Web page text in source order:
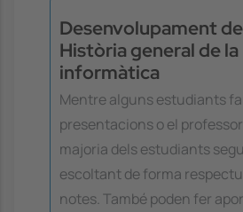
Desenvolupament
Història general de la
informàtica
Mentre alguns estudiants
presentacions o el
majoria dels estudiants
escoltant de forma
notes. També poden fer